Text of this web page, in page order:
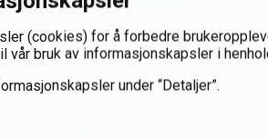
(cookies) for å forbedre
vår bruk av informasjonskapsler i
under “Detaljer”.